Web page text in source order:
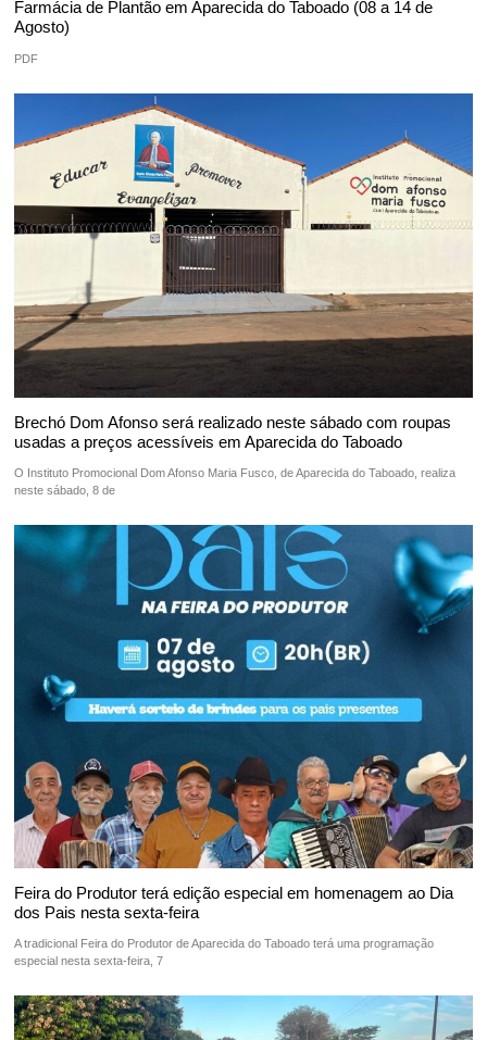
Farmácia de Plantão em Aparecida do Taboado (08 a 14 de
Agosto)
PDF
Brechó Dom Afonso será realizado neste sábado com roupas
usadas a preços acessíveis em Aparecida do Taboado
O Instituto Promocional Dom Afonso Maria Fusco, de Aparecida do Taboado, realiza
neste sábado, 8 de
Feira do Produtor terá edição especial em homenagem ao Dia
dos Pais nesta sexta-feira
A tradicional Feira do Produtor de Aparecida do Taboado terá uma programação
especial nesta sexta-feira, 7